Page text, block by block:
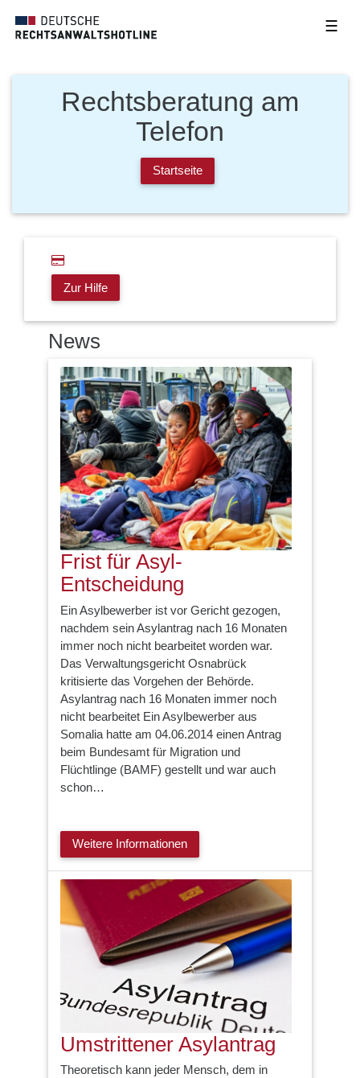
☰
Rechtsberatung am
Telefon
Startseite
Zur Hilfe
News
Frist für Asyl-
Entscheidung
Ein Asylbewerber ist vor Gericht gezogen,
nachdem sein Asylantrag nach 16 Monaten
immer noch nicht bearbeitet worden war.
Das Verwaltungsgericht Osnabrück
kritisierte das Vorgehen der Behörde.
Asylantrag nach 16 Monaten immer noch
nicht bearbeitet Ein Asylbewerber aus
Somalia hatte am 04.06.2014 einen Antrag
beim Bundesamt für Migration und
Flüchtlinge (BAMF) gestellt und war auch
schon…
Weitere Informationen
Umstrittener Asylantrag
Theoretisch kann jeder Mensch, dem in